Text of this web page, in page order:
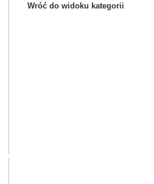
Wróć do widoku kategorii